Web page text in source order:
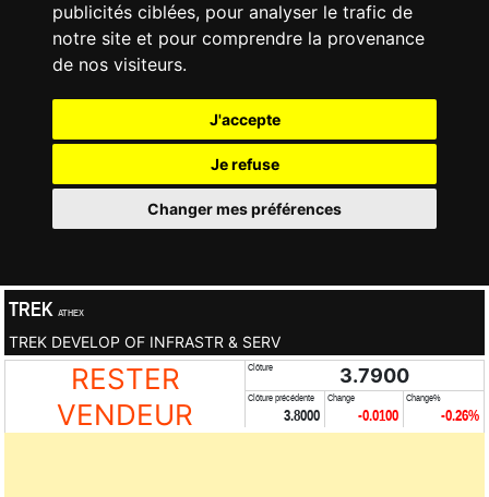
publicités ciblées, pour analyser le trafic de
notre site et pour comprendre la provenance
de nos visiteurs.
J'accepte
Je refuse
Changer mes préférences
TREK ATHEX
TREK DEVELOP OF INFRASTR & SERV
RESTER
VENDEUR
Clôture 3.7900
Clôture précédente
3.8000
Change
-0.0100
Change%
-0.26%